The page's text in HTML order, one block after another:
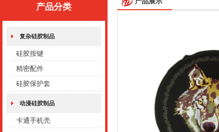
产品分类
复杂硅胶制品
硅胶按键
精密配件
硅胶保护套
动漫硅胶制品
卡通手机壳